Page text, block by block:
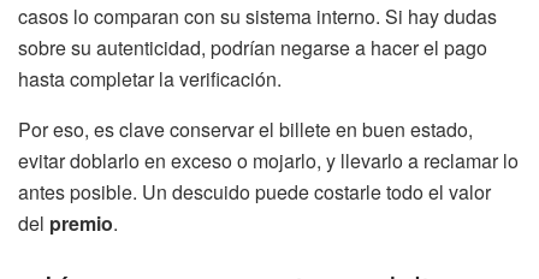
casos lo comparan con su sistema interno. Si hay dudas
sobre su autenticidad, podrían negarse a hacer el pago
hasta completar la verificación.
Por eso, es clave conservar el billete en buen estado,
evitar doblarlo en exceso o mojarlo, y llevarlo a reclamar lo
antes posible. Un descuido puede costarle todo el valor
del premio.